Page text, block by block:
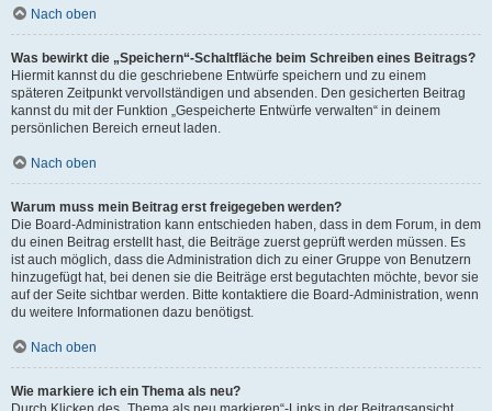
Nach oben
Was bewirkt die „Speichern“-Schaltfläche beim Schreiben eines Beitrags?
Hiermit kannst du die geschriebene Entwürfe speichern und zu einem
späteren Zeitpunkt vervollständigen und absenden. Den gesicherten Beitrag
kannst du mit der Funktion „Gespeicherte Entwürfe verwalten“ in deinem
persönlichen Bereich erneut laden.
Nach oben
Warum muss mein Beitrag erst freigegeben werden?
Die Board-Administration kann entschieden haben, dass in dem Forum, in dem
du einen Beitrag erstellt hast, die Beiträge zuerst geprüft werden müssen. Es
ist auch möglich, dass die Administration dich zu einer Gruppe von Benutzern
hinzugefügt hat, bei denen sie die Beiträge erst begutachten möchte, bevor sie
auf der Seite sichtbar werden. Bitte kontaktiere die Board-Administration, wenn
du weitere Informationen dazu benötigst.
Nach oben
Wie markiere ich ein Thema als neu?